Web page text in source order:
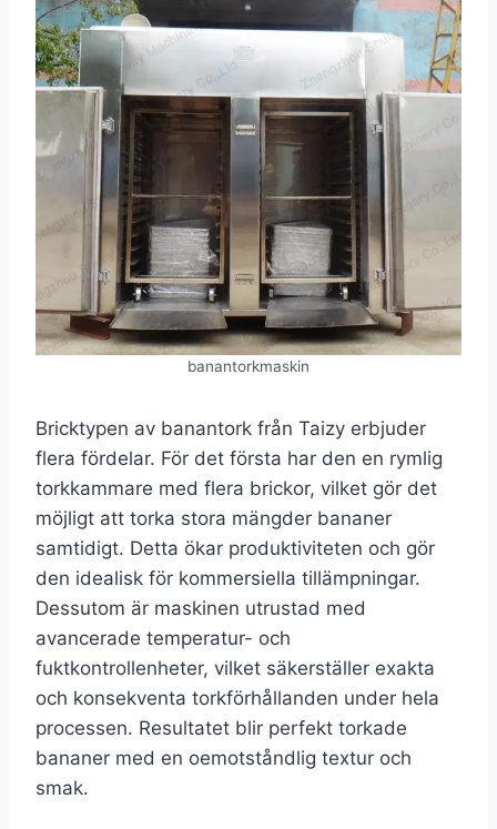
banantorkmaskin
Bricktypen av banantork från Taizy erbjuder
flera fördelar. För det första har den en rymlig
torkkammare med flera brickor, vilket gör det
möjligt att torka stora mängder bananer
samtidigt. Detta ökar produktiviteten och gör
den idealisk för kommersiella tillämpningar.
Dessutom är maskinen utrustad med
avancerade temperatur- och
fuktkontrollenheter, vilket säkerställer exakta
och konsekventa torkförhållanden under hela
processen. Resultatet blir perfekt torkade
bananer med en oemotståndlig textur och
smak.